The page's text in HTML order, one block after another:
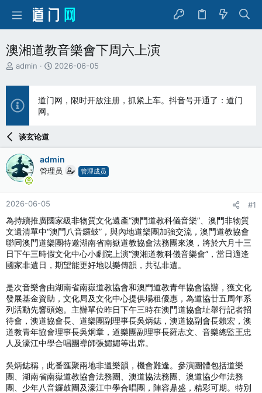
澳湘道教音樂會下周六上演
主
发
起
人
admin
开
间
2026-06-05
道门网，限时开放注册，抓紧上车。抖音号开通了：道门
网。
谈玄论道
admin
管理员 管理成员
2026-06-05 #1
為持續推廣國家級非物質文化遺產“澳門道教科儀音樂”、澳門非物質
文遺清單中“澳門八音鑼鼓”，與內地道樂團加強交流，澳門道教協會
聯同澳門道樂團特邀湖南省南嶽道教協會法務團來澳，將於六月十三
日下午三時假文化中心小劇院上演“澳湘道教科儀音樂會”，當日適逢
國家非遺日，期望能更好地以樂傳韻，共弘非遺。
是次音樂會由湖南省南嶽道教協會和澳門道教青年協會協辦，獲文化
發展基金資助，文化局及文化中心提供場租優惠，為道協廿五周年系
列活動先響頭炮。主辦單位昨日下午三時在澳門道協會址舉行記者招
待會，澳道協會長、道樂團副理事長吳炳鋕，澳道協副會長賴宏，澳
道教青年協會理事長吳炯章，道樂團副理事長羅志文、音樂總監王忠
人及濠江中學合唱團導師張媚媚等出席。
吳炳鋕稱，此番匯聚兩地非遺樂韻，機會難逢。參演團體包括道樂
團、湖南省南嶽道教協會法務團、澳道協法務團、澳道協少年法務
團、少年八音鑼鼓團及濠江中學合唱團，陣容鼎盛，精彩可期。特別